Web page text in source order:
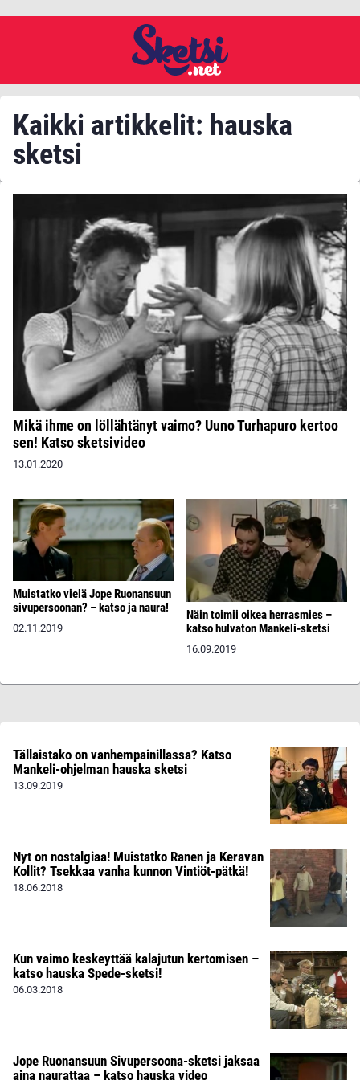
Kaikki artikkelit: hauska
sketsi
Mikä ihme on löllähtänyt vaimo? Uuno Turhapuro kertoo
sen! Katso sketsivideo
13.01.2020
Muistatko vielä Jope Ruonansuun
sivupersoonan? – katso ja naura!
02.11.2019
Näin toimii oikea herrasmies –
katso hulvaton Mankeli-sketsi
16.09.2019
Tällaistako on vanhempainillassa? Katso
Mankeli-ohjelman hauska sketsi
13.09.2019
Nyt on nostalgiaa! Muistatko Ranen ja Keravan
Kollit? Tsekkaa vanha kunnon Vintiöt-pätkä!
18.06.2018
Kun vaimo keskeyttää kalajutun kertomisen –
katso hauska Spede-sketsi!
06.03.2018
Jope Ruonansuun Sivupersoona-sketsi jaksaa
aina naurattaa – katso hauska video